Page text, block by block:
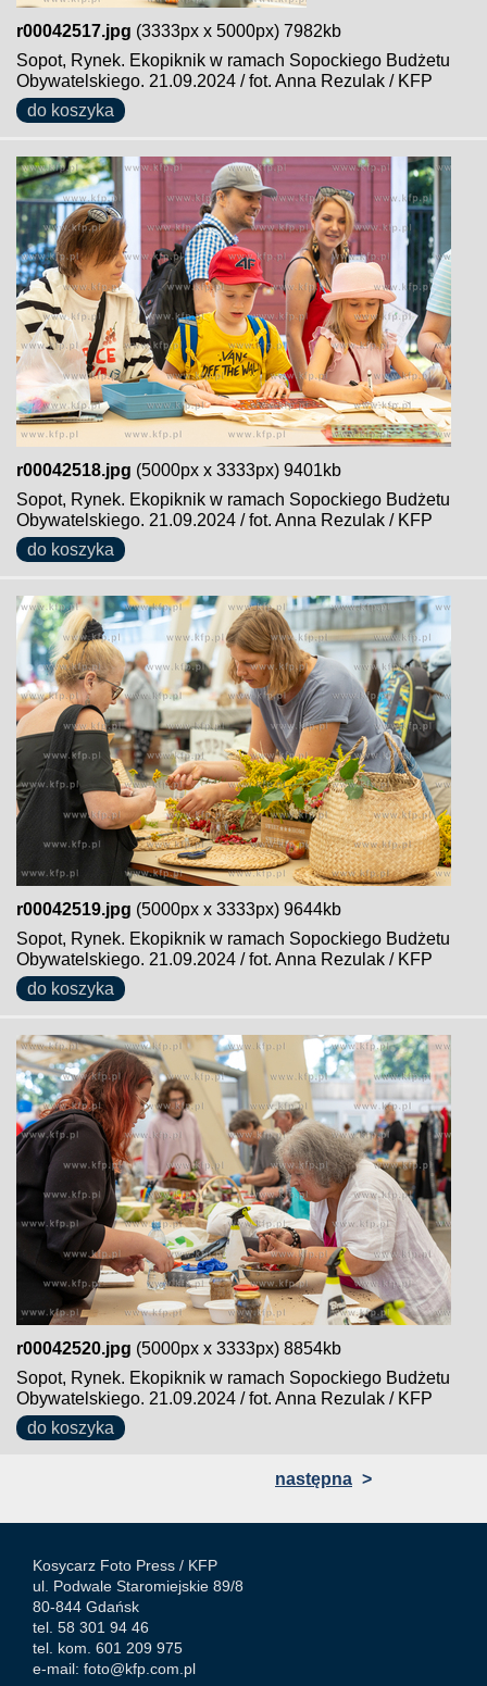
r00042517.jpg (3333px x 5000px) 7982kb
Sopot, Rynek. Ekopiknik w ramach Sopockiego Budżetu
Obywatelskiego. 21.09.2024 / fot. Anna Rezulak / KFP
do koszyka
r00042518.jpg (5000px x 3333px) 9401kb
Sopot, Rynek. Ekopiknik w ramach Sopockiego Budżetu
Obywatelskiego. 21.09.2024 / fot. Anna Rezulak / KFP
do koszyka
r00042519.jpg (5000px x 3333px) 9644kb
Sopot, Rynek. Ekopiknik w ramach Sopockiego Budżetu
Obywatelskiego. 21.09.2024 / fot. Anna Rezulak / KFP
do koszyka
r00042520.jpg (5000px x 3333px) 8854kb
Sopot, Rynek. Ekopiknik w ramach Sopockiego Budżetu
Obywatelskiego. 21.09.2024 / fot. Anna Rezulak / KFP
do koszyka
następna >
Kosycarz Foto Press / KFP
ul. Podwale Staromiejskie 89/8
80-844 Gdańsk
tel. 58 301 94 46
tel. kom. 601 209 975
e-mail: foto@kfp.com.pl